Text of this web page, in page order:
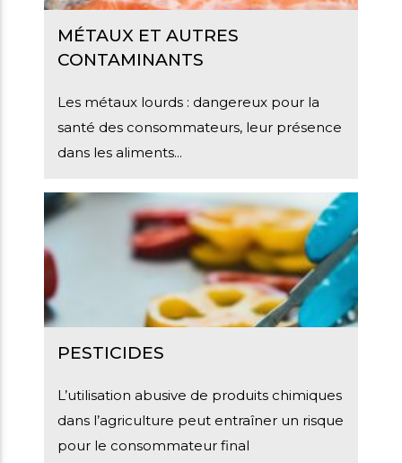
MÉTAUX ET AUTRES
CONTAMINANTS
Les métaux lourds : dangereux pour la
santé des consommateurs, leur présence
dans les aliments...
PESTICIDES
L’utilisation abusive de produits chimiques
dans l’agriculture peut entraîner un risque
pour le consommateur final